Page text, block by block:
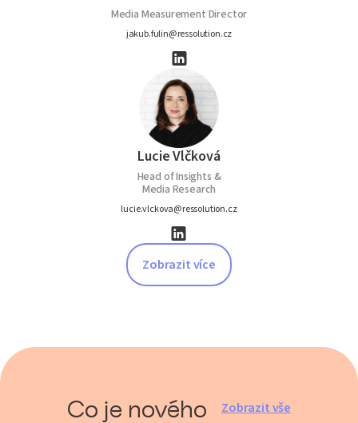
Media Measurement Director
jakub.fulin@ressolution.cz
Lucie Vlčková
Head of Insights &
Media Research
lucie.vlckova@ressolution.cz
Zobrazit více
Co je nového Zobrazit vše